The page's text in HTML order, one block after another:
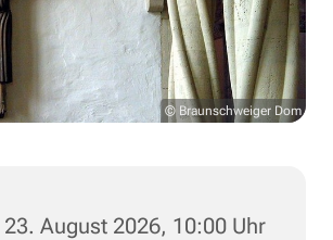
© Braunschweiger Dom
August 2026, 10:00 Uhr